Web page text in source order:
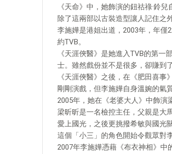
《天命》中，她飾演的鈕祜祿·鈴
除了這兩部以古裝造型讓人記住之
李施嬅是港姐出道，2003年，年僅
約TVB。
《天涯俠醫》是她進入TVB的第
士。雖然戲份並不是很多，卻賺到
《天涯俠醫》之後，在《肥田喜
剛剛演戲，但李施嬅自身溫婉的氣
2005年，她在《老婆大人》中飾演
梁昕昕是一名檢控主任，父親是大
愛上國光，之後更挑撥希敏與國光
這個「小三」的角色開始令觀眾對
2007年李施嬅憑藉《布衣神相》中